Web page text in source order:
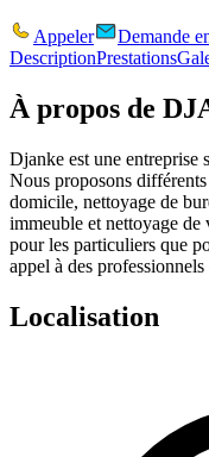
Appeler
Demande
DescriptionPrestations
À propos de
Djanke est une entreprise
Nous proposons
domicile, nettoyage de
immeuble et nettoyage de
pour les particuliers que
appel à des
Localisation